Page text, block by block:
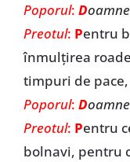
Poporul: D
Preotul: Pentru
înmulțirea
timpuri de
Poporul: D
Preotul: Pentru
bolnavi, pentru